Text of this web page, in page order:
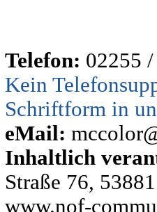
Telefon: 02255
Kein
Schriftform in
eMail:
Inhaltlich
Straße 76,
www.nof-